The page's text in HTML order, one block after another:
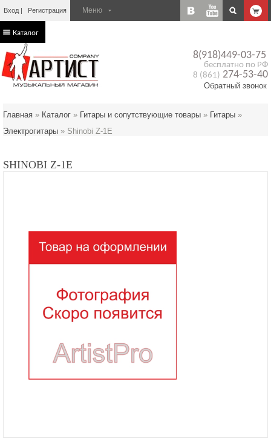
Вход Регистрация
8(918)449-03-75
бесплатно по РФ
8 (861) 274-53-40
Обратный звонок
Каталог
Главная » Каталог » Гитары и сопутствующие товары » Гитары »
Электрогитары » Shinobi Z-1E
SHINOBI Z-1E